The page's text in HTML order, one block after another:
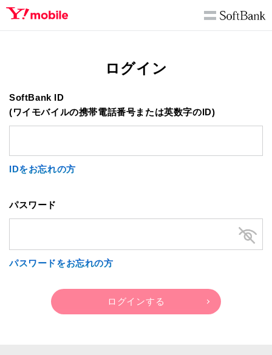
ログイン
SoftBank ID
(ワイモバイルの携帯電話番号または英数字のID)
IDをお忘れの方
パスワード
パスワードをお忘れの方